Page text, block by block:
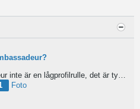
Alla vet ju att Ambassadeur inte är en lågprofilrulle, det är tydligt. Men hur hög profil har de egentligen?...
Foto